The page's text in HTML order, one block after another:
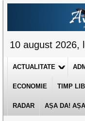
10 august 2026,
ACTUALITATE
ECONOMIE TIMP
RADAR AȘA DA!